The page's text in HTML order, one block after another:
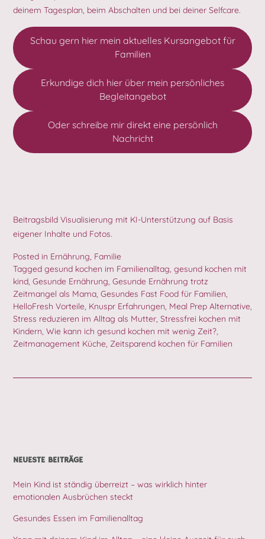
deinem Tagesplan, beim Abschalten und bei deiner Selfcare.
Schau gern hier mein aktuelles Kursangebot für
Familien
Erkundige dich hier über mein persönliches
Begleitangebot
Oder schreibe mir direkt eine persönlich
Nachricht
Beitragsbild Visualisierung mit KI-Unterstützung auf Basis
eigener Inhalte und Fotos.
Posted in Ernährung, Familie
Tagged gesund kochen im Familienalltag, gesund kochen mit
kind, Gesunde Ernährung, Gesunde Ernährung trotz
Zeitmangel als Mama, Gesundes Fast Food für Familien,
HelloFresh Vorteile, Knuspr Erfahrungen, Meal Prep Alternative,
Stress reduzieren im Alltag als Mutter, Stressfrei kochen mit
Kindern, Wie kann ich gesund kochen mit wenig Zeit?,
Zeitmanagement Küche, Zeitsparend kochen für Familien
NEUESTE BEITRÄGE
Mein Kind ist ständig überreizt – was wirklich hinter
emotionalen Ausbrüchen steckt
Gesundes Essen im Familienalltag